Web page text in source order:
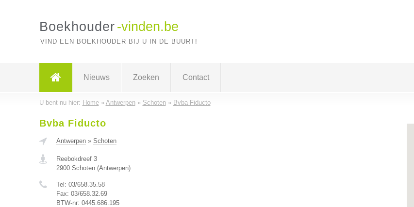
Boekhouder -vinden.be
VIND EEN BOEKHOUDER BIJ U IN DE BUURT!
Nieuws Zoeken Contact
U bent nu hier: Home» Antwerpen» Schoten» Bvba Fiducto
Bvba Fiducto
Antwerpen» Schoten
Reebokdreef 3
2900 Schoten(Antwerpen)
Tel: 03/658.35.58
Fax: 03/658.32.69
BTW-nr: 0445.686.195